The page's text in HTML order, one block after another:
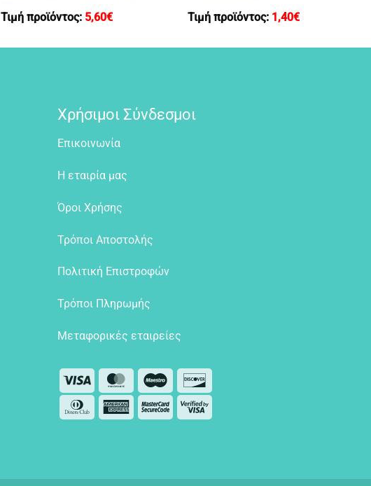
Τιμή προϊόντος: 5,60€
Τιμή προϊόντος: 1,40€
Χρήσιμοι Σύνδεσμοι
Επικοινωνία
Η εταιρία μας
Όροι Χρήσης
Τρόποι Αποστολής
Πολιτική Επιστροφών
Τρόποι Πληρωμής
Μεταφορικές εταιρείες
Visa MasterCardMaestro
Dinners
Club
American
Express
MasterCard
2
Visa
2